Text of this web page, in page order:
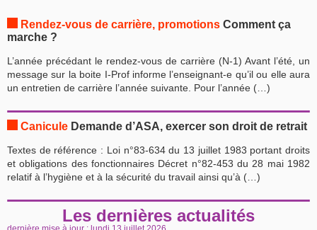
Rendez-vous de carrière, promotions Comment ça
marche ?
L’année précédant le rendez-vous de carrière (N-1) Avant l’été, un
message sur la boite I-Prof informe l’enseignant-e qu’il ou elle aura
un entretien de carrière l’année suivante. Pour l’année (…)
Canicule Demande d’ASA, exercer son droit de retrait
Textes de référence : Loi n°83-634 du 13 juillet 1983 portant droits
et obligations des fonctionnaires Décret n°82-453 du 28 mai 1982
relatif à l’hygiène et à la sécurité du travail ainsi qu’à (…)
Les dernières actualités